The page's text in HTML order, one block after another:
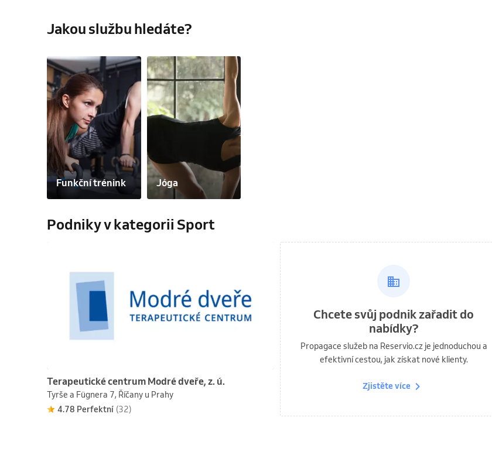
Jakou službu hledáte?
Funkční trénink Jóga
Podniky v kategorii Sport
Terapeutické centrum Modré dveře, z. ú.
Tyrše a Fügnera 7, Říčany u Prahy
4.78 Perfektní (32)
Chcete svůj podnik zařadit do
nabídky?
Propagace služeb na Reservio.cz je jednoduchou a
efektivní cestou, jak získat nové klienty.
Zjistěte více